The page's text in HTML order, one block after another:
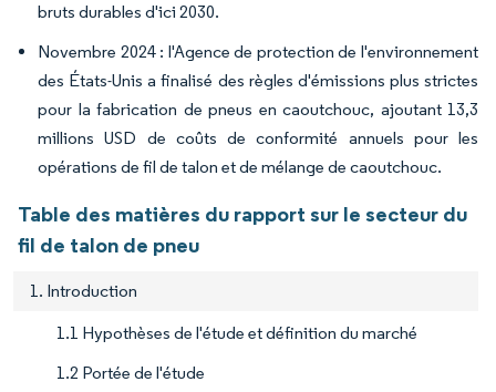
bruts durables d'ici 2030.
Novembre 2024 : l'Agence de protection de l'environnement
des États-Unis a finalisé des règles d'émissions plus strictes
pour la fabrication de pneus en caoutchouc, ajoutant 13,3
millions USD de coûts de conformité annuels pour les
opérations de fil de talon et de mélange de caoutchouc.
Table des matières du rapport sur le secteur du
fil de talon de pneu
1. Introduction
1.1 Hypothèses de l'étude et définition du marché
1.2 Portée de l'étude